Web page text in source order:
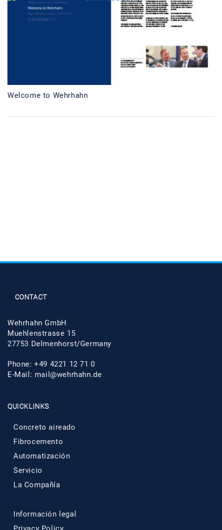
Welcome to Wehrhahn
CONTACT
Wehrhahn GmbH
Muehlenstrasse 15
27753 Delmenhorst/Germany
Phone: +49 4221 12 71 0
E-Mail: mail@wehrhahn.de
QUICKLINKS
Concreto aireado
Fibrocemento
Automatización
Servicio
La Compañía
Información legal